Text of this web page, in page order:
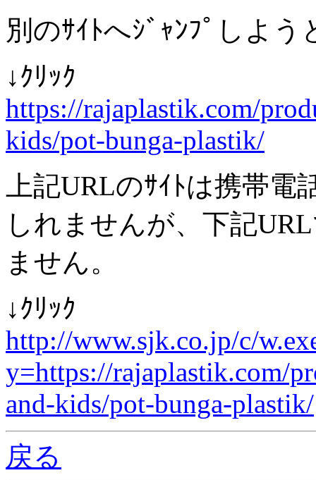
別のｻｲﾄへｼﾞｬﾝﾌﾟしよ
↓ｸﾘｯｸ
https://rajaplastik.com/
kids/pot-bunga-plastik/
上記URLのｻｲﾄは携帯
しれませんが、下記
ません。
↓ｸﾘｯｸ
http://www.sjk.co.jp/c/
y=https://rajaplastik.com/
and-kids/pot-bunga-plastik/
戻る